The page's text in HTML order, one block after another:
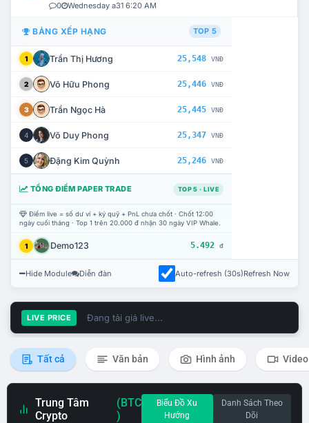
0 Wednesday a31 6:20 AM
BẢNG XẾP HẠNG TOP 5
1 Trần Thị Hương 25,548 VNĐ
2 Võ Hữu Phong 25,446 VNĐ
3 Trần Ngọc Hà 25,445 VNĐ
4 Võ Duy Phong 25,347 VNĐ
5 Đặng Kim Quỳnh 25,246 VNĐ
TỔNG ĐIỂM PAPER TRADE TOP 5 · LIVE
Điểm live = số dư ví + ký quỹ + PnL chưa chốt · Chốt 12:00
ngày cuối tháng · Top 1 trên 20.000 đ nhận 30 ngày VIP Whale.
1 Demo123 5.492 đ
Hide Module Diễn đàn Auto-refresh (30s)Refresh Now
LIVE PRICE Đang tải giá live...
Tất cả Văn bản Hình ảnh Video
Trung Tâm
Crypto
(BTC
)
Biểu Đồ Xu
Hướng
Danh Sách Theo
Dõi